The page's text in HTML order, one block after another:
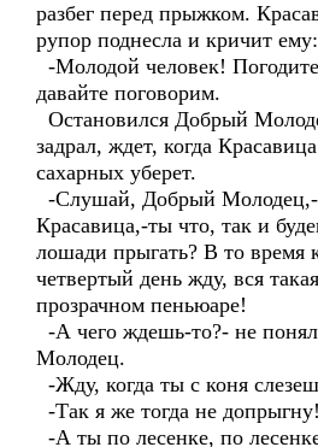
разбег перед прыжком.
рупор поднесла и кричит ему:
-Молодой человек!
давайте поговорим.
Остановился Добрый
задрал, ждет, когда
сахарных уберет.
-Слушай, Добрый Молодец,-
Красавица,-ты что, так и
лошади прыгать? В то время
четвертый день жду, вся
прозрачном пеньюаре!
-А чего ждешь-то?- не
Молодец.
-Жду, когда ты с коня
-Так я же тогда не допрыгну!
-А ты по лесенке, по